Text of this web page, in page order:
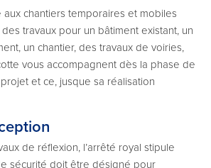
aux chantiers temporaires et mobiles
travaux pour un bâtiment existant, un
un chantier, des travaux de voiries,
vous accompagnent dès la phase de
et ce, jusque sa réalisation
de réflexion, l’arrêté royal stipule
sécurité doit être désigné pour